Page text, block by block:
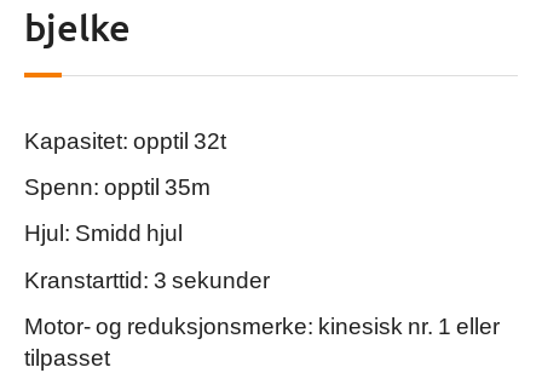
bjelke
Kapasitet: opptil 32t
Spenn: opptil 35m
Hjul: Smidd hjul
Kranstarttid: 3 sekunder
Motor- og reduksjonsmerke: kinesisk nr. 1 eller
tilpasset